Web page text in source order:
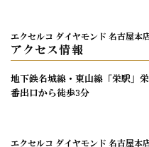
エクセルコ ダイヤモンド 名古屋本
アクセス情報
地下鉄名城線・東山線「栄駅」
番出口から徒歩3分
エクセルコ ダイヤモンド 名古屋本